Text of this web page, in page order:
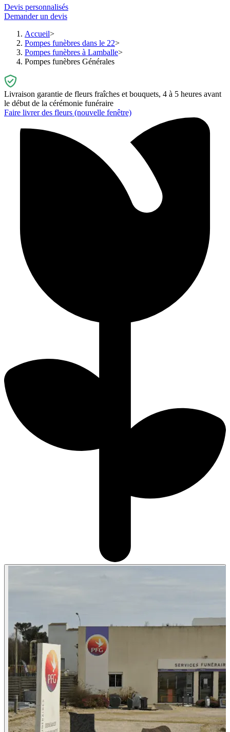
Devis personnalisés
Demander un devis
Accueil
Pompes funèbres dans le 22
Pompes funèbres à Lamballe
Pompes funèbres Générales
Livraison garantie de fleurs fraîches et bouquets, 4 à 5 heures avant
le début de la cérémonie funéraire
Faire livrer des fleurs (nouvelle fenêtre)